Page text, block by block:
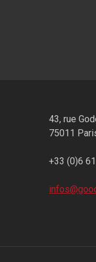
43, rue
75011
+33 (0)6